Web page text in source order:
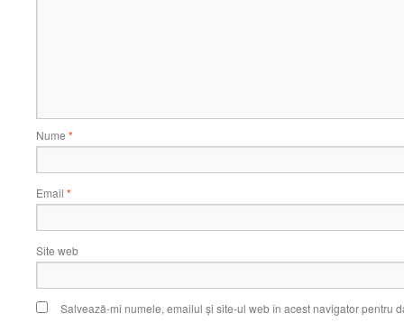
Nume *
Email *
Site web
Salvează-mi numele, emailul și site-ul web în acest navigator pentru